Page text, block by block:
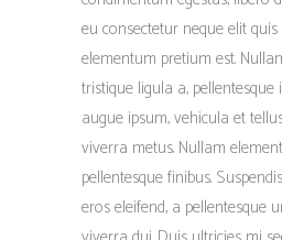
eu consectetur neque elit
elementum pretium est.
tristique ligula a, pellentesque
augue ipsum, vehicula et
viverra metus. Nullam
pellentesque finibus.
eros eleifend, a pellentesque